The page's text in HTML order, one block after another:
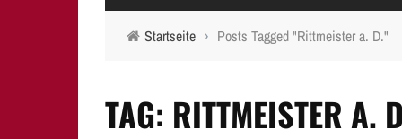
BAMBERG 16.-18. JAHRHUNDERT
Startseite › Posts Tagged "Rittmeister a. D."
TAG: RITTMEISTER A.